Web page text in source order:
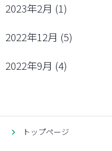
2023年2月 (1)
2022年12月 (5)
2022年9月 (4)
トップページ